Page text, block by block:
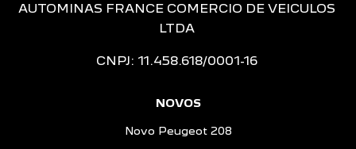
AUTOMINAS FRANCE COMERCIO DE VEICULOS
LTDA
CNPJ: 11.458.618/0001-16
NOVOS
Novo Peugeot 208